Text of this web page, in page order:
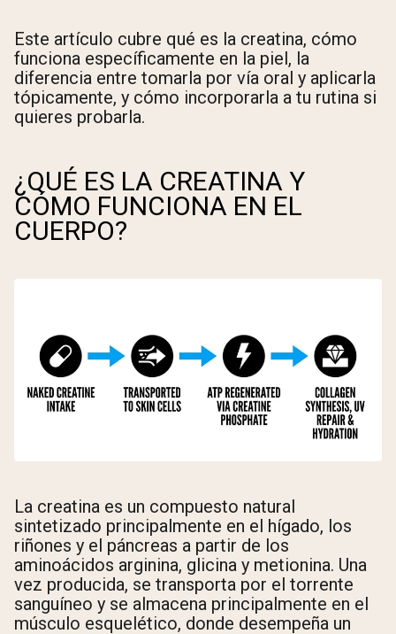
Este artículo cubre qué es la creatina, cómo
funciona específicamente en la piel, la
diferencia entre tomarla por vía oral y aplicarla
tópicamente, y cómo incorporarla a tu rutina si
quieres probarla.
¿QUÉ ES LA CREATINA Y
CÓMO FUNCIONA EN EL
CUERPO?
La creatina es un compuesto natural
sintetizado principalmente en el hígado, los
riñones y el páncreas a partir de los
aminoácidos arginina, glicina y metionina. Una
vez producida, se transporta por el torrente
sanguíneo y se almacena principalmente en el
músculo esquelético, donde desempeña un